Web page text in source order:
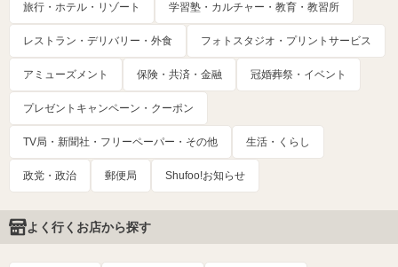
旅行・ホテル・リゾート 学習塾・カルチャー・教育・教習所
レストラン・デリバリー・外食 フォトスタジオ・プリントサービス
アミューズメント 保険・共済・金融 冠婚葬祭・イベント
プレゼントキャンペーン・クーポン
TV局・新聞社・フリーペーパー・その他 生活・くらし
政党・政治 郵便局 Shufoo!お知らせ
よく行くお店から探す